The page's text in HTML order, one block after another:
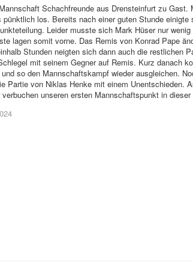
Schachfreunde aus Drensteinfurt zu Gast.
pünktlich los. Bereits nach einer guten Stunde einigte
Leider musste sich Mark Hüser nur
lagen somit vorne. Das Remis von Konrad Pape
Stunden neigten sich dann auch die restlichen
mit seinem Gegner auf Remis. Kurz danach
so den Mannschaftskampf wieder ausgleichen.
Partie von Niklas Henke mit einem Unentschieden.
unseren ersten Mannschaftspunkt in dieser